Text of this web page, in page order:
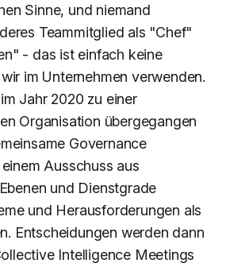
Sinne, und niemand
Teammitglied als "Chef"
- das ist einfach keine
im Unternehmen verwenden.
Jahr 2020 zu einer
Organisation übergegangen
Governance
Ausschuss aus
und Dienstgrade
und Herausforderungen als
Entscheidungen werden dann
Intelligence Meetings